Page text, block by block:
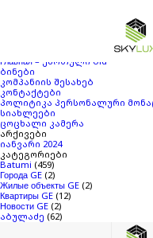
Главная – ქართული old
ბინები
კომპანიის შესახებ
კონტაქტები
პოლიტიკა პერსონალური
სიახლეები
ცოცხალი კამერა
არქივები
იანვარი 2024
კატეგორიები
Batumi (459)
Города GE (2)
Жилые объекты GE (2)
Квартиры GE (12)
Новости GE (2)
აბულაძე (62)